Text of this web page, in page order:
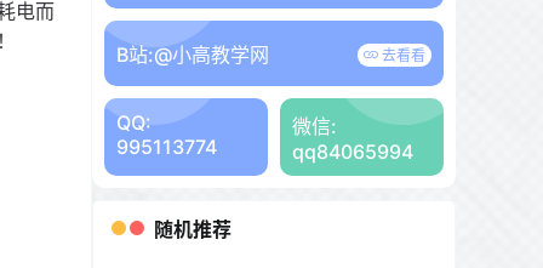
电而
B站:@小高教学网 去看看
QQ:
995113774
微信:
qq84065994
随机推荐